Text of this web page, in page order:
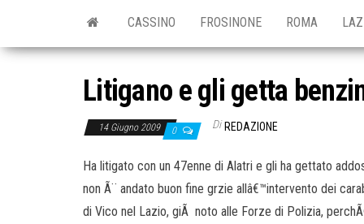
CASSINO FROSINONE ROMA
Litigano e gli getta
14 Giugno 2009 0 Di REDAZIONE
Ha litigato con un 47enne di Alatri e gli ha gettato
non Ã¨ andato buon fine grzie allâ€™intervento dei
di Vico nel Lazio, giÃ noto alle Forze di Polizia,